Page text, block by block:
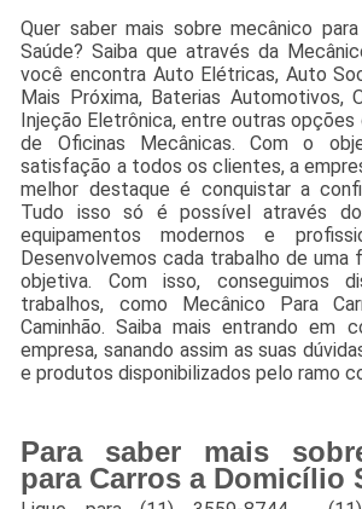
Quer saber mais sobre mecânico
Saúde? Saiba que através da
você encontra Auto Elétricas, Auto
Mais Próxima, Baterias Automotivos,
Injeção Eletrônica, entre outras opções
de Oficinas Mecânicas. Com o
satisfação a todos os clientes, a
melhor destaque é conquistar a
Tudo isso só é possível através
equipamentos modernos e
Desenvolvemos cada trabalho de uma
objetiva. Com isso, conseguimos
trabalhos, como Mecânico Para
Caminhão. Saiba mais entrando em
empresa, sanando assim as suas
e produtos disponibilizados pelo ramo
Para saber mais
para Carros a Domicílio